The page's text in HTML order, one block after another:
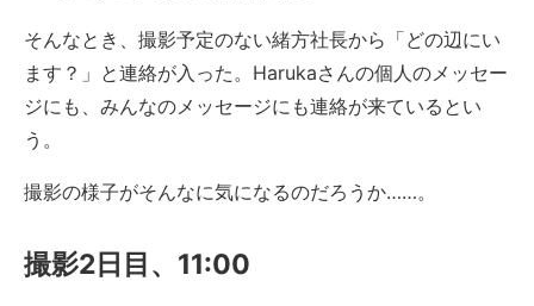
そんなとき、撮影予定のない緒方社長から「どの辺にい
ます？」と連絡が入った。Harukaさんの個人のメッセー
ジにも、みんなのメッセージにも連絡が来ているとい
う。
撮影の様子がそんなに気になるのだろうか……。
撮影2日目、11:00